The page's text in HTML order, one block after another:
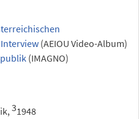
(AEIOU Video-Album)
(IMAGNO)
31948